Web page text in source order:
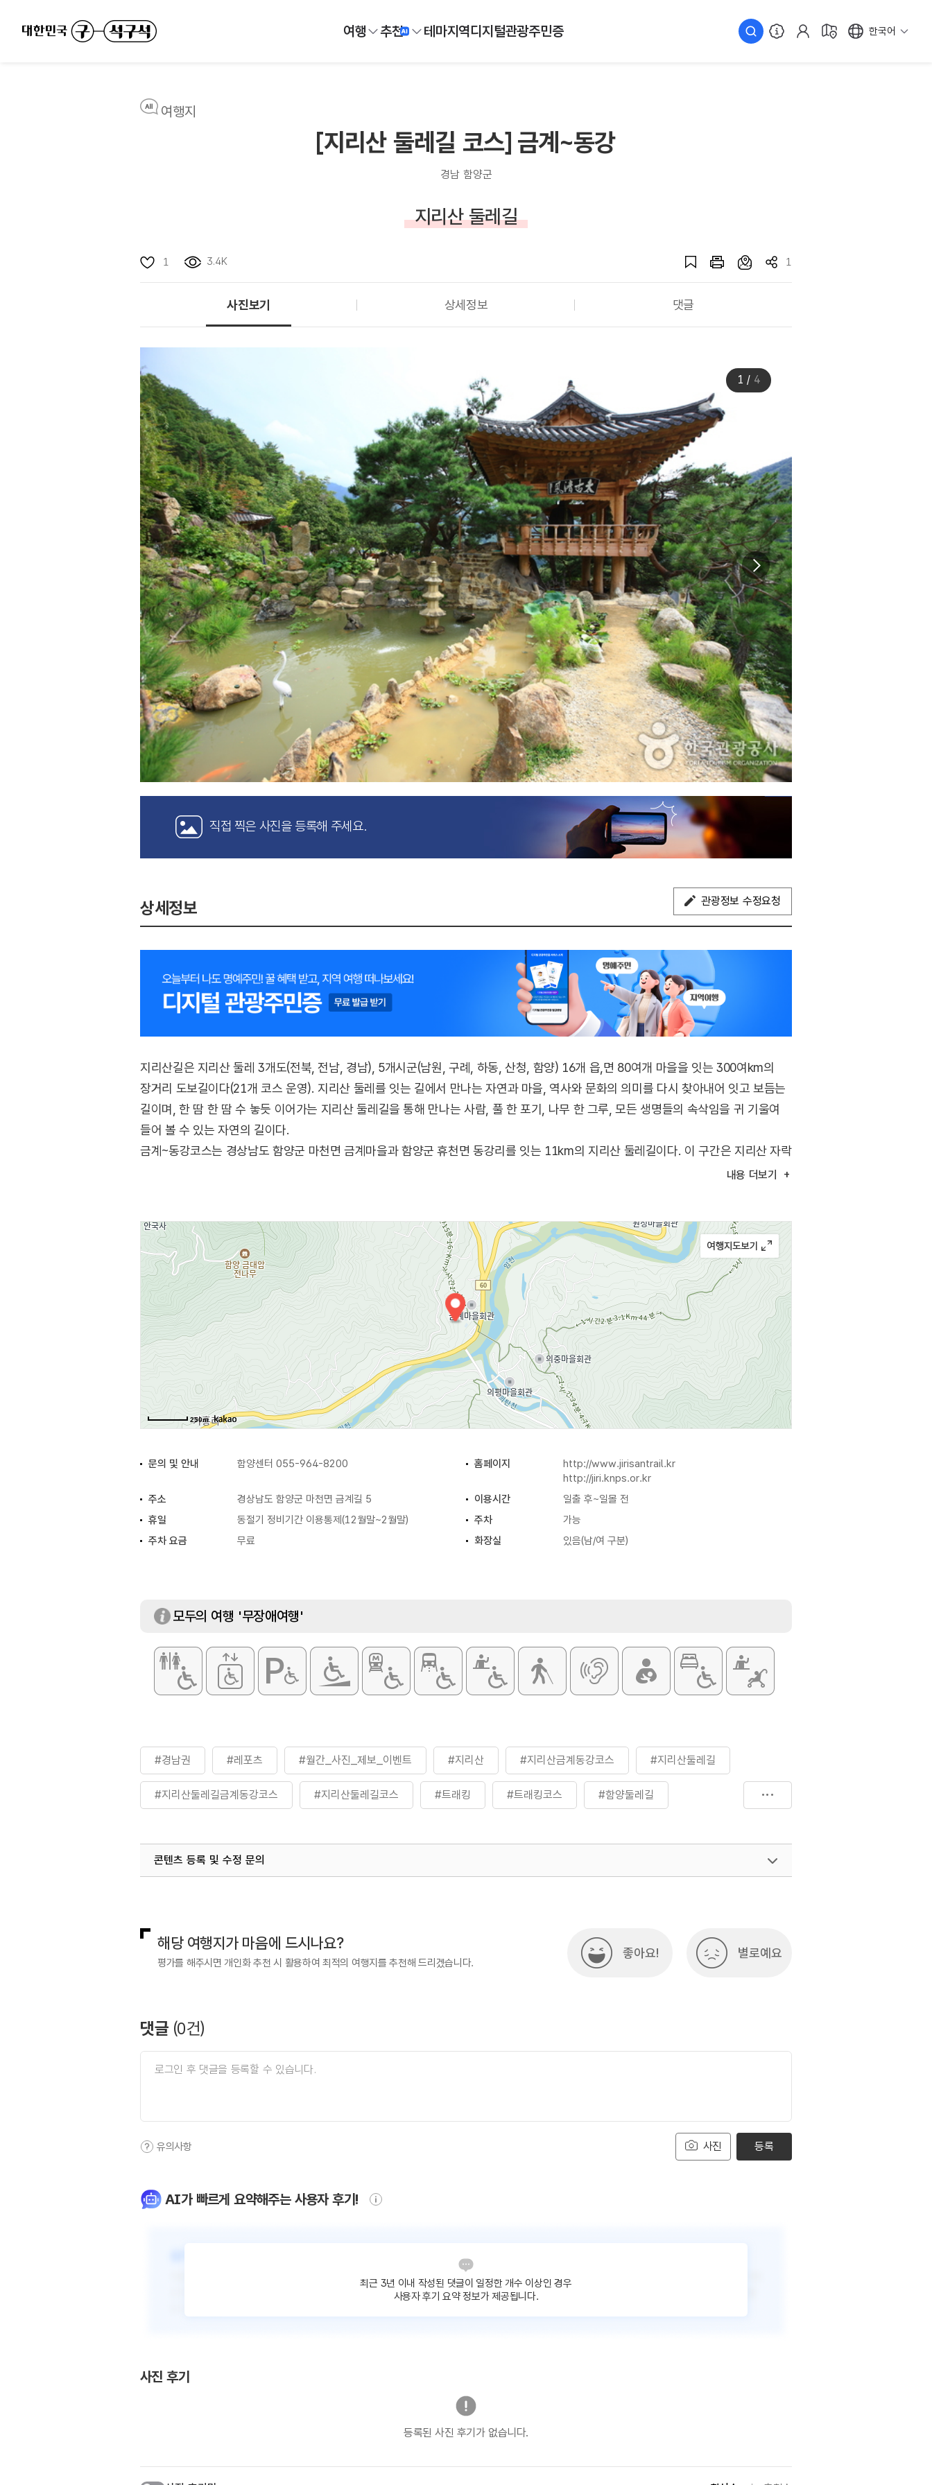
여행 추천 테마지역디지털관광주민증 한국어
여행지
[지리산 둘레길 코스] 금계~동강
경남 함양군
지리산 둘레길
1 3.4K 1
사진보기 상세정보 댓글
1 / 4
직접 찍은 사진을 등록해 주세요.
상세정보 관광정보 수정요청
지리산길은 지리산 둘레 3개도(전북, 전남, 경남), 5개시군(남원, 구례, 하동, 산청, 함양) 16개 읍,면 80여개 마을을 잇는 300여km의
장거리 도보길이다(21개 코스 운영). 지리산 둘레를 잇는 길에서 만나는 자연과 마을, 역사와 문화의 의미를 다시 찾아내어 잇고 보듬는
길이며, 한 땀 한 땀 수 놓듯 이어가는 지리산 둘레길을 통해 만나는 사람, 풀 한 포기, 나무 한 그루, 모든 생명들의 속삭임을 귀 기울여
들어 볼 수 있는 자연의 길이다.
금계~동강코스는 경상남도 함양군 마천면 금계마을과 함양군 휴천면 동강리를 잇는 11km의 지리산 둘레길이다. 이 구간은 지리산 자락
깊숙이 들어온 6개의 산중마을과 사찰을 지나 엄천강을 만나는 길이다. 주요 경유지는 의중마을, 서암정사, 벽송사, 세동마을, 운서마을,
내용 더보기
250m
문의 및 안내 함양센터 055-964-8200 홈페이지
http://www.jirisantrail.kr
http://jiri.knps.or.kr
주소
경상남도 함양군 마천면 금계길 5 이용시간
일출 후~일몰 전
휴일
동절기 정비기간 이용통제(12월말~2월말) 주차
가능
주차 요금
무료 화장실 있음(남/여 구분)
모두의 여행 '무장애여행'
#경남권 #레포츠 #월간_사진_제보_이벤트 #지리산 #지리산금계동강코스 #지리산둘레길
#지리산둘레길금계동강코스 #지리산둘레길코스 #트래킹 #트래킹코스 #함양둘레길
콘텐츠 등록 및 수정 문의
해당 여행지가 마음에 드시나요?
평가를 해주시면 개인화 추천 시 활용하여 최적의 여행지를 추천해 드리겠습니다.
좋아요! 별로예요
댓글 (0건)
사진
유의사항 등록
AI가 빠르게 요약해주는 사용자 후기!
최근 3년 이내 작성된 댓글이 일정한 개수 이상인 경우
사용자 후기 요약 정보가 제공됩니다.
사진 후기
등록된 사진 후기가 없습니다.